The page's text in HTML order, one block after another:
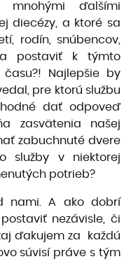
ďalšími
diecézy, a ktoré sa
rodín, snúbencov,
postaviť k týmto
Najlepšie by
pre ktorú službu
dať odpoveď
zasvätenia našej
zabuchnuté dvere
služby v niektorej
potrieb?
nami. A ako dobrí
nezávisle, či
ďakujem za každú
súvisí práve s tým